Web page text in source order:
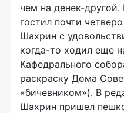
чем на денек-
гостил почти
Шахрин с
когда-то ходил еще
Кафедрального
раскраску Дома
«бичевником»). В
Шахрин пришел